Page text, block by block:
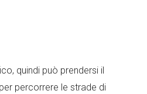
quindi può prendersi il
percorrere le strade di